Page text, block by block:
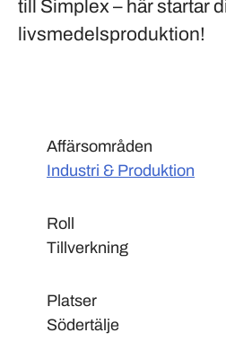
till Simplex – här startar
livsmedelsproduktion!
Affärsområden
Industri & Produktion
Roll
Tillverkning
Platser
Södertälje